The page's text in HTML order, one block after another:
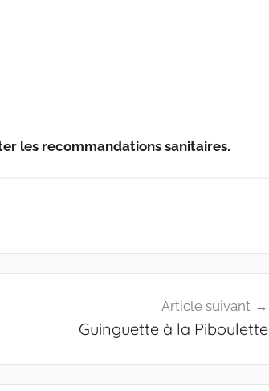
les recommandations sanitaires.
Article suivant
Guinguette à la Piboulette